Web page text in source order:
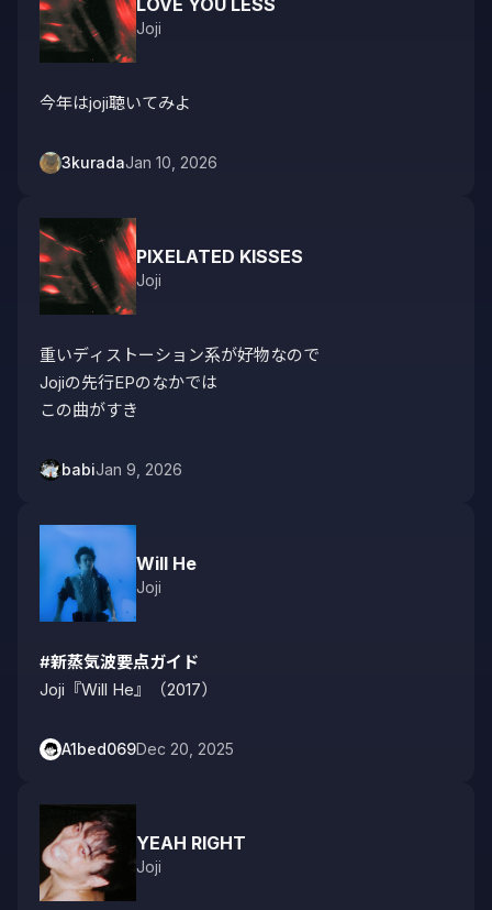
Joji
今年はjoji聴いてみよ
3kuradaJan 10, 2026
PIXELATED KISSES
Joji
重いディストーション系が好物なので
Jojiの先行EPのなかでは
この曲がすき
babiJan 9, 2026
Will He
Joji
#新蒸気波要点ガイド
Joji『Will He』（2017）
A1bed069Dec 20, 2025
YEAH RIGHT
Joji